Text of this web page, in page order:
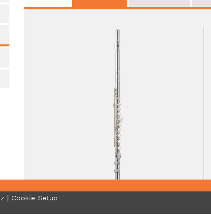
Standard
Profitipps
Cookie-Setup